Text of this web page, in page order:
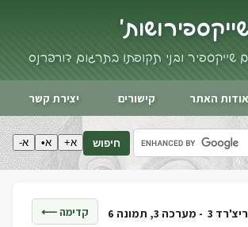
שייקספיר ושות'
ובני תקופתו בתרגום דורי פרנס
אודות האתר קישורים יצירת קשר
חיפוש א+ א• א-
ריצ'רד 3 - מערכה 3, תמונה 6 קדימה ⟵